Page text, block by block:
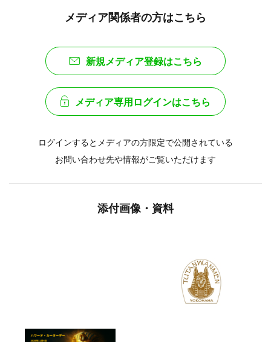
メディア関係者の方はこちら
新規メディア登録はこちら
メディア専用ログインはこちら
ログインするとメディアの方限定で公開されている
お問い合わせ先や情報がご覧いただけます
添付画像・資料